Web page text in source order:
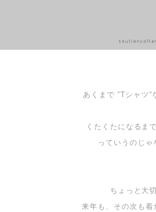
あくまで ”Tシャツ”
くたくたになるま
っていうのじゃ
ちょっと大
来年も、その次も